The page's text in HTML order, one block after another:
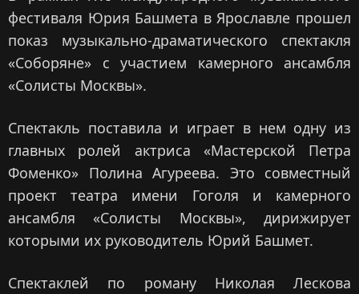
фестиваля Юрия Башмета в Ярославле прошел
показ музыкально-драматического спектакля
«Соборяне» с участием камерного ансамбля
«Солисты Москвы».
Спектакль поставила и играет в нем одну из
главных ролей актриса «Мастерской Петра
Фоменко» Полина Агуреева. Это совместный
проект театра имени Гоголя и камерного
ансамбля «Солисты Москвы», дирижирует
которыми их руководитель Юрий Башмет.
Спектаклей по роману Николая Лескова